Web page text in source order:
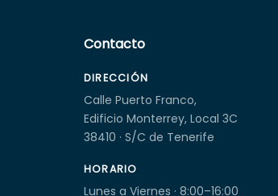
Contacto
DIRECCIÓN
Calle Puerto Franco,
Edificio Monterrey, Local 3C
38410 · S/C de Tenerife
HORARIO
Lunes a Viernes · 8:00–16:00